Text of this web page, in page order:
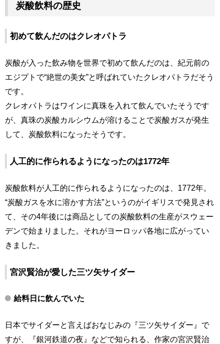
炭酸飲料の歴史
初めて飲んだのはクレオパトラ
炭酸が入った飲み物を世界で初めて飲んだのは、紀元前の
エジプトで“絶世の美女”と呼ばれていたクレオパトラだそう
です。
クレオパトラはワインに真珠を入れて飲んでいたそうです
が、真珠の炭酸カルシウムが溶けることで炭酸ガスが発生
して、炭酸飲料になったそうです。
人工的に作られるようになったのは1772年
炭酸飲料が人工的に作られるようになったのは、1772年。
“炭酸ガスを水に溶かす方法”というのがイギリスで発見され
て、その4年後には商品としての炭酸飲料の生産がスウェー
デンで始まりました。それがヨーロッパ各地に広がってい
きました。
宮沢賢治が愛した三ツ矢サイダー
給料日に飲んでいた
日本でサイダーと言えばおなじみの『三ツ矢サイダー』で
すが、『銀河鉄道の夜』などで知られる、作家の宮沢賢治